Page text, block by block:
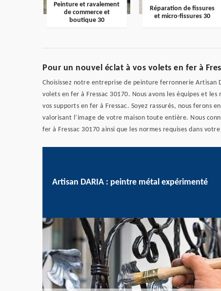
Peinture et ravalement
de commerce et
boutique 30
Réparation de fissures
et micro-fissures 30
Pour un nouvel éclat à vos volets en fer à
Choisissez notre entreprise de peinture ferronnerie Artisan
volets en fer à Fressac 30170. Nous avons les équipes et
vos supports en fer à Fressac. Soyez rassurés, nous ferons
valorisant l’image de votre maison toute entière. Nous
fer à Fressac 30170 ainsi que les normes requises dans
Artisan DARIA : peintre métal expérimenté